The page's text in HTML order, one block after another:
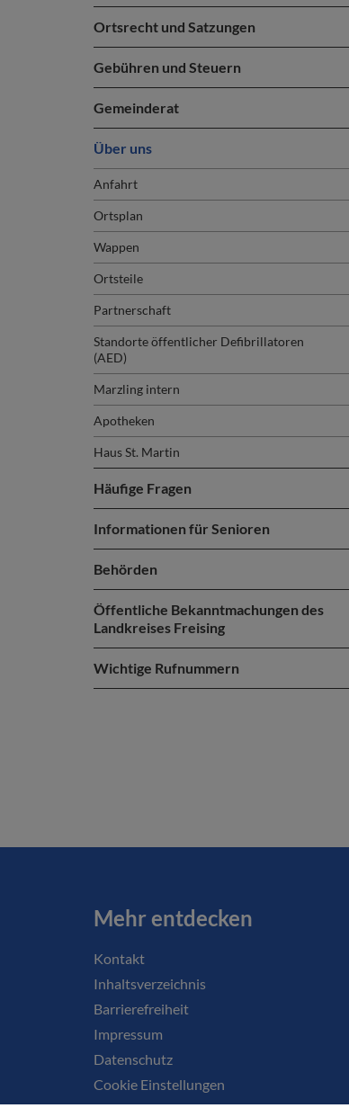
Ortsrecht und Satzungen
Gebühren und Steuern
Gemeinderat
Über uns
Anfahrt
Ortsplan
Wappen
Ortsteile
Partnerschaft
Standorte öffentlicher Defibrillatoren
(AED)
Marzling intern
Apotheken
Haus St. Martin
Häufige Fragen
Informationen für Senioren
Behörden
Öffentliche Bekanntmachungen des
Landkreises Freising
Wichtige Rufnummern
Mehr entdecken
Kontakt
Inhaltsverzeichnis
Barrierefreiheit
Impressum
Datenschutz
Cookie Einstellungen